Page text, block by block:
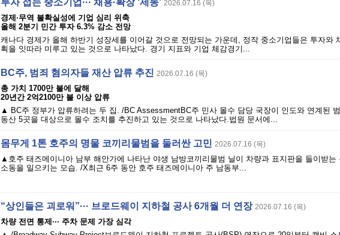
투자 접는 중소기업··· 채용·확장 ‘제동’ 2026.07.16 (목)
경제·무역 불확실성에 기업 심리 위축
올해 2분기 민간 투자 6.3% 감소 전망
캐나다 경제가 올해 하반기 성장세를 이어갈 것으로 전망되는 가운데, 정작 중소기업들은 투자와
획을 잇따라 미루고 있는 것으로 나타났다. 경기 지표와 기업 체감경기...
BC주, 범죄 혐의자들 재산 압류 추진 2026.07.16 (목)
총 가치 1700만 불에 달해
20년간 2억2100만 불 이상 압류
▲ BC주 정부가 압류하려는 두 집. /BC AssessmentBC주 민사 몰수 담당 국장이 인도와 연계된
동산 5곳을 대상으로 몰수 조치를 추진하고 있는 것으로 나타났다.법원 문서에...
몸무게 1톤 호주의 명물 코끼리물범을 둘러싼 고민 2026.07.16 (목)
▲호주 태즈메이니아 남부 해안가에 나타난 야생 남방코끼리물범 닐이 차량과 표지판을 들이받는
소동을 일으키는 모습. /X최근 6주 동안 호주 태즈메이니아 주 남동부...
“상인들은 괴로워”··· 브로드웨이 지하철 공사 6개월 더 연장 2026.07.16 (목)
차량 전면 통제··· 주차 문제 가장 심각